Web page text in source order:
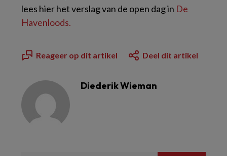
lees hier het verslag van de open dag in De
Havenloods.
Reageer op dit artikel Deel dit artikel
Diederik Wieman